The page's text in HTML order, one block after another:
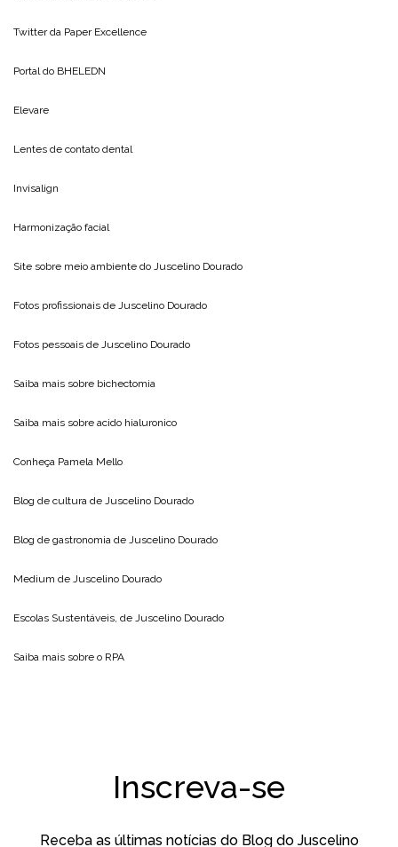
Twitter da Paper Excellence
Portal do BHELEDN
Elevare
Lentes de contato dental
Invisalign
Harmonização facial
Site sobre meio ambiente do Juscelino Dourado
Fotos profissionais de Juscelino Dourado
Fotos pessoais de Juscelino Dourado
Saiba mais sobre bichectomia
Saiba mais sobre acido hialuronico
Conheça Pamela Mello
Blog de cultura de Juscelino Dourado
Blog de gastronomia de Juscelino Dourado
Medium de Juscelino Dourado
Escolas Sustentáveis, de Juscelino Dourado
Saiba mais sobre o RPA
Inscreva-se
Receba as últimas notícias do Blog do Juscelino